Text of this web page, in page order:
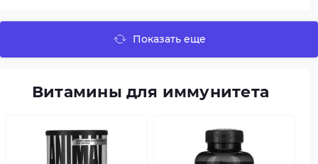
Показать еще
Витамины для иммунитета